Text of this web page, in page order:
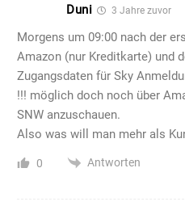
Duni 3 Jahre zuvor
Morgens um 09:00 nach der
Amazon (nur Kreditkarte) und
Zugangsdaten für Sky
!!! möglich doch noch über
SNW anzuschauen.
Also was will man mehr als
0 Antworten